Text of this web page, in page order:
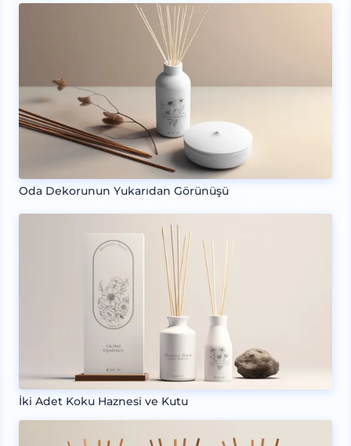
Oda Dekorunun Yukarıdan Görünüşü
İki Adet Koku Haznesi ve Kutu